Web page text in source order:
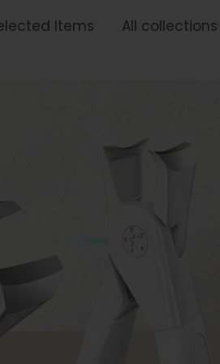
Items All collections